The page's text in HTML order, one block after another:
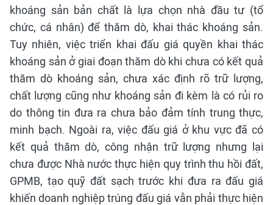
khoáng sản bản chất là lựa chọn nhà đầu tư (tổ
chức, cá nhân) để thăm dò, khai thác khoáng sản.
Tuy nhiên, việc triển khai đấu giá quyền khai thác
khoáng sản ở giai đoạn thăm dò khi chưa có kết quả
thăm dò khoáng sản, chưa xác định rõ trữ lượng,
chất lượng cũng như khoáng sản đi kèm là có rủi ro
do thông tin đưa ra chưa bảo đảm tính trung thực,
minh bạch. Ngoài ra, việc đấu giá ở khu vực đã có
kết quả thăm dò, công nhận trữ lượng nhưng lại
chưa được Nhà nước thực hiện quy trình thu hồi đất,
GPMB, tạo quỹ đất sạch trước khi đưa ra đấu giá
khiến doanh nghiệp trúng đấu giá vẫn phải thực hiện